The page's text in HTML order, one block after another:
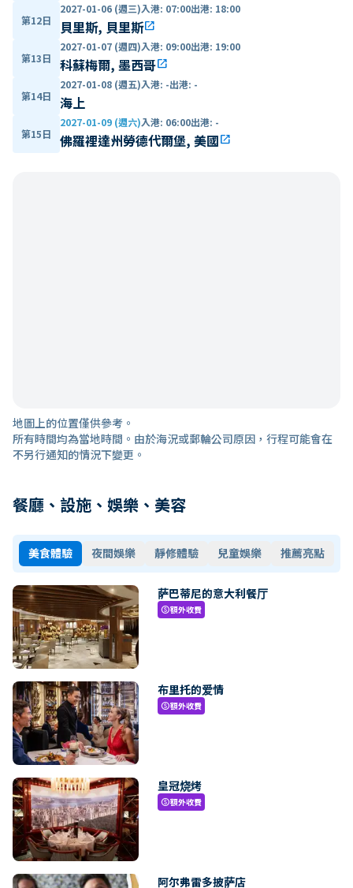
第12日
2027-01-06 (週三)入港: 07:00出港: 18:00
貝里斯, 貝里斯open_in_new
第13日
2027-01-07 (週四)入港: 09:00出港: 19:00
科蘇梅爾, 墨西哥open_in_new
第14日
2027-01-08 (週五)入港: -出港: -
海上
第15日
2027-01-09 (週六)入港: 06:00出港: -
佛羅裡達州勞德代爾堡, 美國open_in_new
地圖上的位置僅供參考。
所有時間均為當地時間。由於海況或郵輪公司原因，行程可能會在
不另行通知的情況下變更。
餐廳、設施、娛樂、美容
美食體驗 夜間娛樂 靜修體驗 兒童娛樂 推薦亮點
萨巴蒂尼的意大利餐厅
paid額外收費
布里托的爱情
paid額外收費
皇冠烧烤
paid額外收費
阿尔弗雷多披萨店